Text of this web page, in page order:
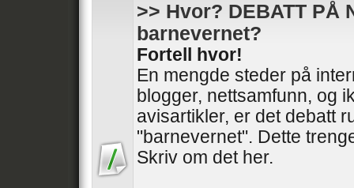
>> Hvor? DEBATT PÅ
barnevernet?
Fortell hvor!
En mengde steder på
blogger, nettsamfunn, og
avisartikler, er det debatt
"barnevernet". Dette
Skriv om det her.